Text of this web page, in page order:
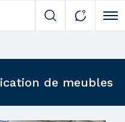
de meubles